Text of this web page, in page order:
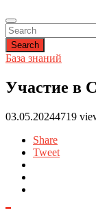
Search
База знаний
Участие в
03.05.20244719
Share
Tweet